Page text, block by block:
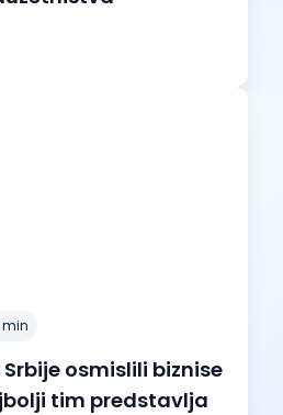
osmislili biznise
tim predstavlja